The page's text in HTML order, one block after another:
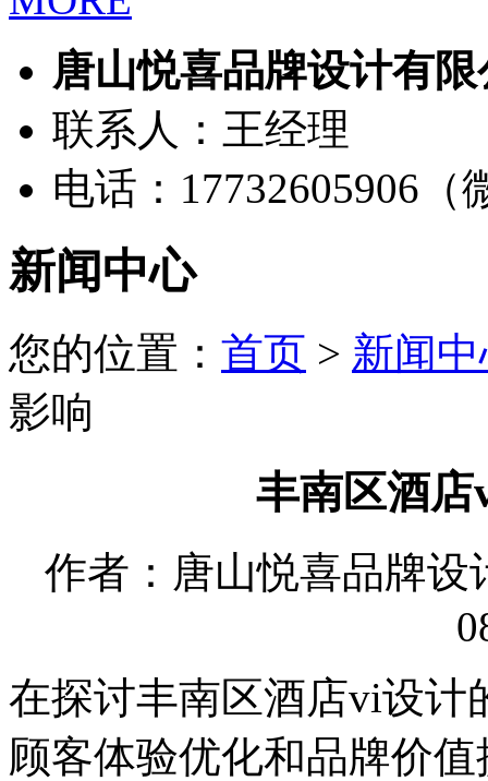
唐山悦喜品牌设计有
联系人：王经理
电话：17732605906（
新闻中心
您的位置： 首页 > 新闻
影响
丰南区酒
作者：唐山悦喜品牌设
在探讨丰南区酒店vi设计
顾客体验优化和品牌价